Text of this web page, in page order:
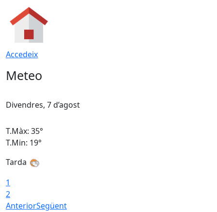
Accedeix
Meteo
Divendres, 7 d’agost
T.Màx: 35°
T.Min: 19°
Tarda
1
2
AnteriorSegüent